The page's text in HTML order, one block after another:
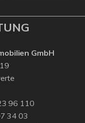
GmbH
96 110
34 03